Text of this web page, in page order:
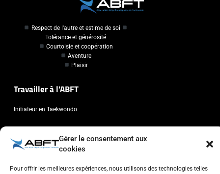
Gérer le consentement aux
cookies
Pour offrir les meilleures expériences, nous utilisons des technologies telles
Respect de l'autre et estime de soi
Tolérance et générosité
Courtoisie et coopération
Aventure
Plaisir
Travailler à l'ABFT
Initiateur en Taekwondo
Association Belge Francophone de Taekwondo
Chaussée de Wavre, 2057 - 1160 Auderghem